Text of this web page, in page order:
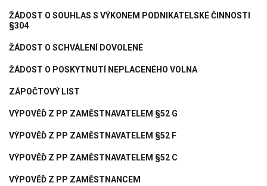
ŽÁDOST O SOUHLAS S VÝKONEM PODNIKATELSKÉ ČINNOSTI
§304
ŽÁDOST O SCHVÁLENÍ DOVOLENÉ
ŽÁDOST O POSKYTNUTÍ NEPLACENÉHO VOLNA
ZÁPOČTOVÝ LIST
VÝPOVĚĎ Z PP ZAMĚSTNAVATELEM §52 G
VÝPOVĚĎ Z PP ZAMĚSTNAVATELEM §52 F
VÝPOVĚĎ Z PP ZAMĚSTNAVATELEM §52 C
VÝPOVĚĎ Z PP ZAMĚSTNANCEM